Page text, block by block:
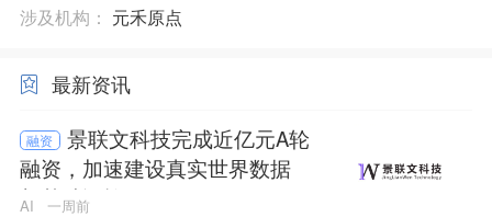
涉及机构： 元禾原点
最新资讯
融资
景联文科技完成近亿元A轮
融资，加速建设真实世界数据
与基础设施
AI 一周前